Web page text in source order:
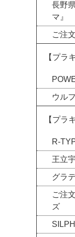
長野
マ』
ご注
【プラ
ウル
【プラ
R-
王立
グラ
ご注
ズ